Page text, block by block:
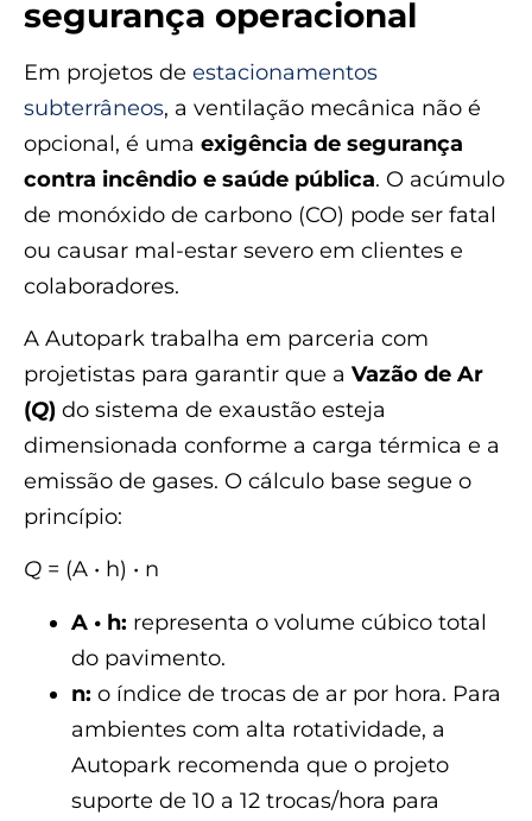
segurança operacional
Em projetos de estacionamentos
subterrâneos, a ventilação mecânica não é
opcional, é uma exigência de segurança
contra incêndio e saúde pública. O acúmulo
de monóxido de carbono (CO) pode ser fatal
ou causar mal-estar severo em clientes e
colaboradores.
A Autopark trabalha em parceria com
projetistas para garantir que a Vazão de Ar
(Q) do sistema de exaustão esteja
dimensionada conforme a carga térmica e a
emissão de gases. O cálculo base segue o
princípio:
Q = (A • h) • n
A • h: representa o volume cúbico total
do pavimento.
n: o índice de trocas de ar por hora. Para
ambientes com alta rotatividade, a
Autopark recomenda que o projeto
suporte de 10 a 12 trocas/hora para